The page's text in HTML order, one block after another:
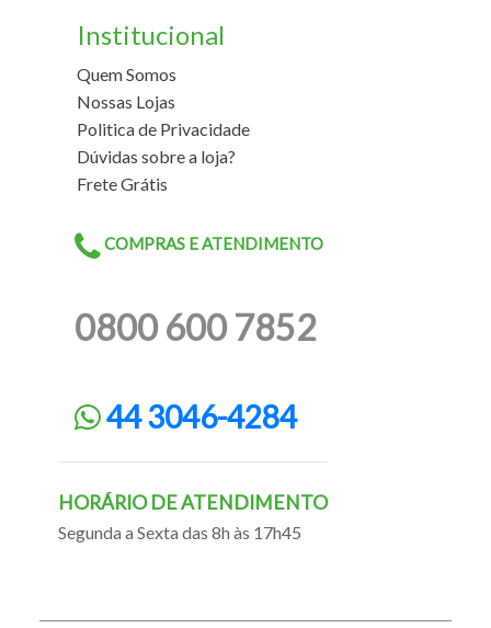
Institucional
Quem Somos
Nossas Lojas
Politica de Privacidade
Dúvidas sobre a loja?
Frete Grátis
COMPRAS E ATENDIMENTO
0800 600 7852
44 3046-4284
HORÁRIO DE ATENDIMENTO
Segunda a Sexta das 8h às 17h45